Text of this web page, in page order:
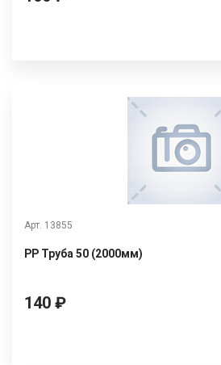
Арт. 13855
РР Труба 50 (2000мм)
140 ₽